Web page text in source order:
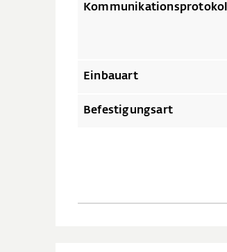
Kommunikationsprotokoll
Einbauart
Befestigungsart